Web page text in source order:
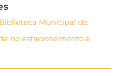
Municipal de
no estacionamento à